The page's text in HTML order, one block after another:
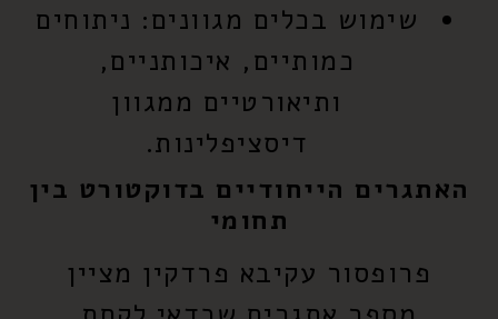
שימוש בכלים מגוונים: ניתוחים
כמותיים, איכותניים,
ותיאורטיים ממגוון
דיסציפלינות.
האתגרים הייחודיים בדוקטורט בין
תחומי
פרופסור עקיבא פרדקין מציין